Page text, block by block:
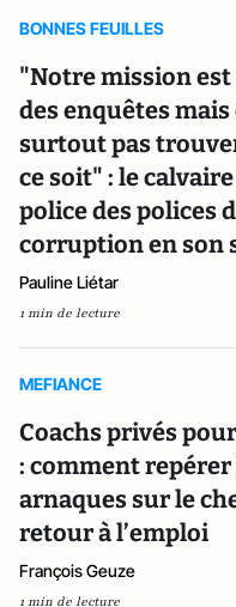
BONNES FEUILLES
"Notre mission est
des enquêtes mais
surtout pas
ce soit" : le
police des polices
corruption en son
Pauline Liétar
1 min de lecture
MEFIANCE
Coachs privés
: comment repérer
arnaques sur le
retour à l’emploi
François Geuze
1 min de lecture